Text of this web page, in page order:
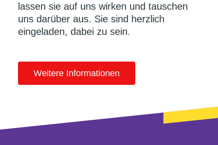
lassen sie auf uns wirken und tauschen
uns darüber aus. Sie sind herzlich
eingeladen, dabei zu sein.
Weitere Informationen